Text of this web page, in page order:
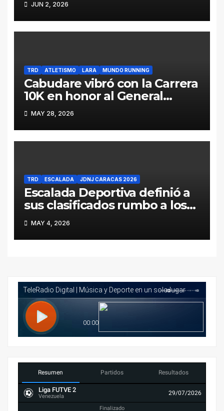
JUN 2, 2026
TRD ATLETISMO LARA MUNDO RUNNING
Cabudare vibró con la Carrera
10K en honor al General
Jacinto Lara (Galería y
Resultados)
MAY 28, 2026
TRD ESCALADA JDNJ CARACAS 2026
Escalada Deportiva definió a
sus clasificados rumbo a los
Juegos Deportivos
Nacionales Juveniles Caracas
2026
MAY 4, 2026
Resumen Partidos Resultados
Liga FUTVE 2
Venezuela 29/07/2026
Finalizado